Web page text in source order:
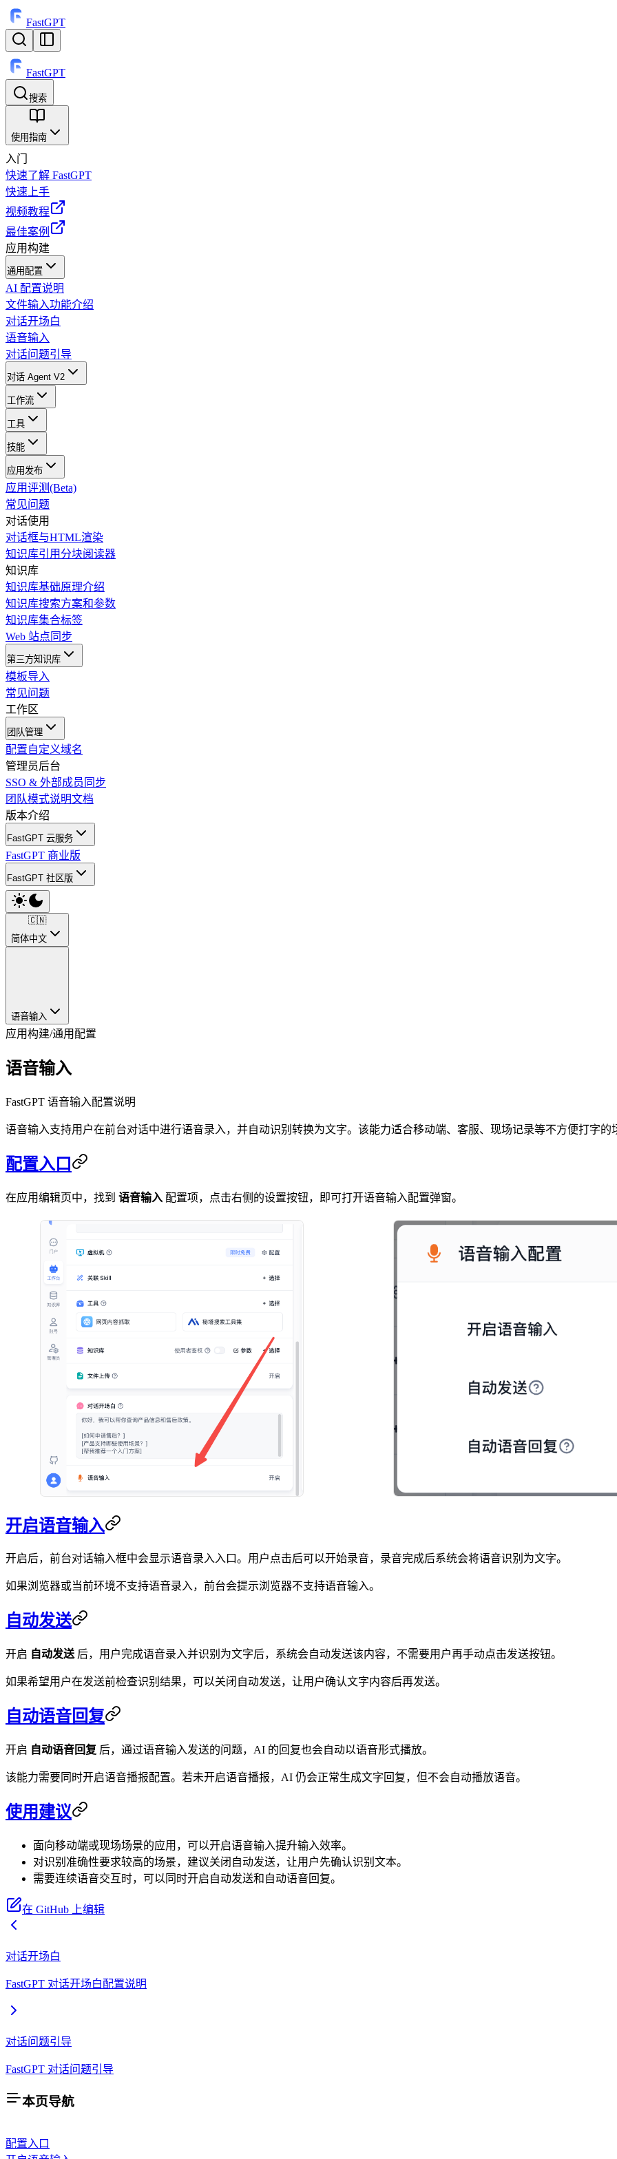
FastGPT
FastGPT
搜索
⌘K
使用指南
入门
快速了解 FastGPT
快速上手
视频教程
最佳案例
应用构建
通用配置
AI 配置说明
文件输入功能介绍
对话开场白
语音输入
对话问题引导
对话 Agent V2
工作流
工具
技能
应用发布
应用评测(Beta)
常见问题
对话使用
对话框与HTML渲染
知识库引用分块阅读器
知识库
知识库基础原理介绍
知识库搜索方案和参数
知识库集合标签
Web 站点同步
第三方知识库
模板导入
常见问题
工作区
团队管理
配置自定义域名
管理员后台
SSO & 外部成员同步
团队模式说明文档
版本介绍
FastGPT 云服务
FastGPT 商业版
FastGPT 社区版
🇨🇳
简体中文
语音输入
应用构建/通用配置
语音输入
FastGPT 语音输入配置说明
语音输入支持用户在前台对话中进行语音录入，并自动识别转换为文字。该能力适合移动端、客服、现场记录等不方便打字的
配置入口
在应用编辑页中，找到 语音输入 配置项，点击右侧的设置按钮，即可打开语音输入配置弹窗。
开启语音输入
开启后，前台对话输入框中会显示语音录入入口。用户点击后可以开始录音，录音完成后系统会将语音识别为文字。
如果浏览器或当前环境不支持语音录入，前台会提示浏览器不支持语音输入。
自动发送
开启 自动发送 后，用户完成语音录入并识别为文字后，系统会自动发送该内容，不需要用户再手动点击发送按钮。
如果希望用户在发送前检查识别结果，可以关闭自动发送，让用户确认文字内容后再发送。
自动语音回复
开启 自动语音回复 后，通过语音输入发送的问题，AI 的回复也会自动以语音形式播放。
该能力需要同时开启语音播报配置。若未开启语音播报，AI 仍会正常生成文字回复，但不会自动播放语音。
使用建议
面向移动端或现场场景的应用，可以开启语音输入提升输入效率。
对识别准确性要求较高的场景，建议关闭自动发送，让用户先确认识别文本。
需要连续语音交互时，可以同时开启自动发送和自动语音回复。
在 GitHub 上编辑
对话开场白
FastGPT 对话开场白配置说明
对话问题引导
FastGPT 对话问题引导
本页导航
配置入口